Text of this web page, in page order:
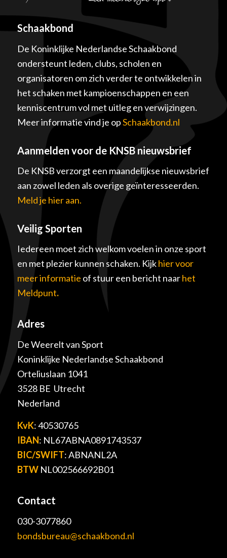
Schaakbond
De Koninklijke Nederlandse Schaakbond
ondersteunt leden, clubs, scholen en
organisatoren om zich verder te ontwikkelen in
het schaken met kampioenschappen en een
kenniscentrum vol met uitleg en verwijzingen.
Meer informatie vind je opSchaakbond.nl
Aanmelden voor de KNSB nieuwsbrief
De KNSB verzorgt een maandelijkse nieuwsbrief
aan zowel leden als overige geïnteresseerden.
Meld je hier aan.
Veilig Sporten
Iedereen moet zich welkom voelen in onze sport
en met plezier kunnen schaken. Kijkhier voor
meer informatie of stuur een bericht naarhet
Meldpunt.
Adres
De Weerelt van Sport
Koninklijke Nederlandse Schaakbond
Orteliuslaan 1041
3528 BE Utrecht
Nederland
KvK: 40530765
IBAN: NL67ABNA0891743537
BIC/SWIFT: ABNANL2A
BTWNL002566692B01
Contact
030-3077860
bondsbureau@schaakbond.nl